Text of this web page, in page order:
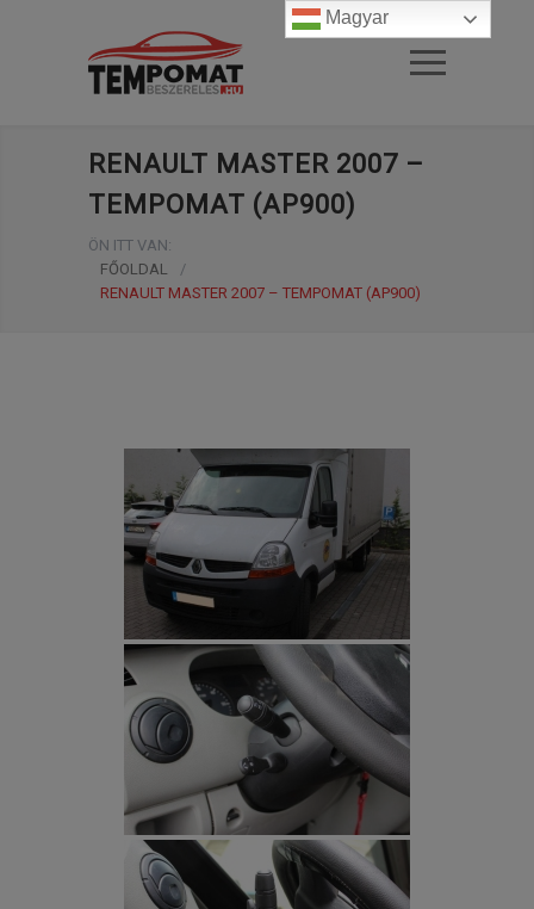
RENAULT MASTER 2007 –
TEMPOMAT (AP900)
ÖN ITT VAN:
FŐOLDAL
/
RENAULT MASTER 2007 – TEMPOMAT (AP900)
Magyar